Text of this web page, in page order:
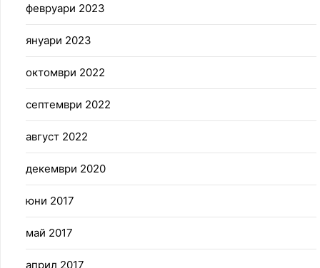
февруари 2023
януари 2023
октомври 2022
септември 2022
август 2022
декември 2020
юни 2017
май 2017
април 2017